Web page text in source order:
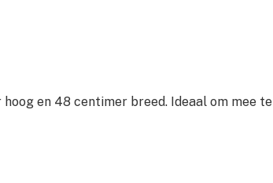
en 48 centimer breed. Ideaal om mee te